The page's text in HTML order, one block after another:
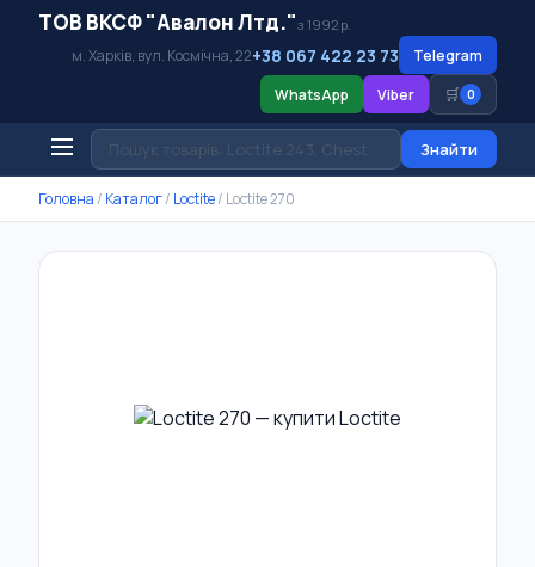
ТОВ ВКСФ "Авалон Лтд."з 1992 р.
м. Харків, вул. Космічна, 22+38 067 422 23 73
Telegram
WhatsApp
Viber 🛒 0
Знайти
Головна / Каталог/ Loctite/ Loctite 270